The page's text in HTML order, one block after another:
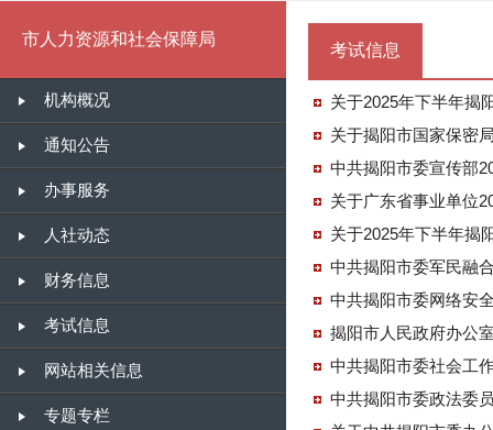
市人力资源和社会保障局
机构概况
通知公告
办事服务
人社动态
财务信息
考试信息
网站相关信息
专题专栏
考试信息
关于揭阳市国家保密
中共揭阳市委宣传部
关于广东省事业单位
中共揭阳市委军民融
中共揭阳市委网络安
揭阳市人民政府办公
中共揭阳市委社会工
中共揭阳市委政法委